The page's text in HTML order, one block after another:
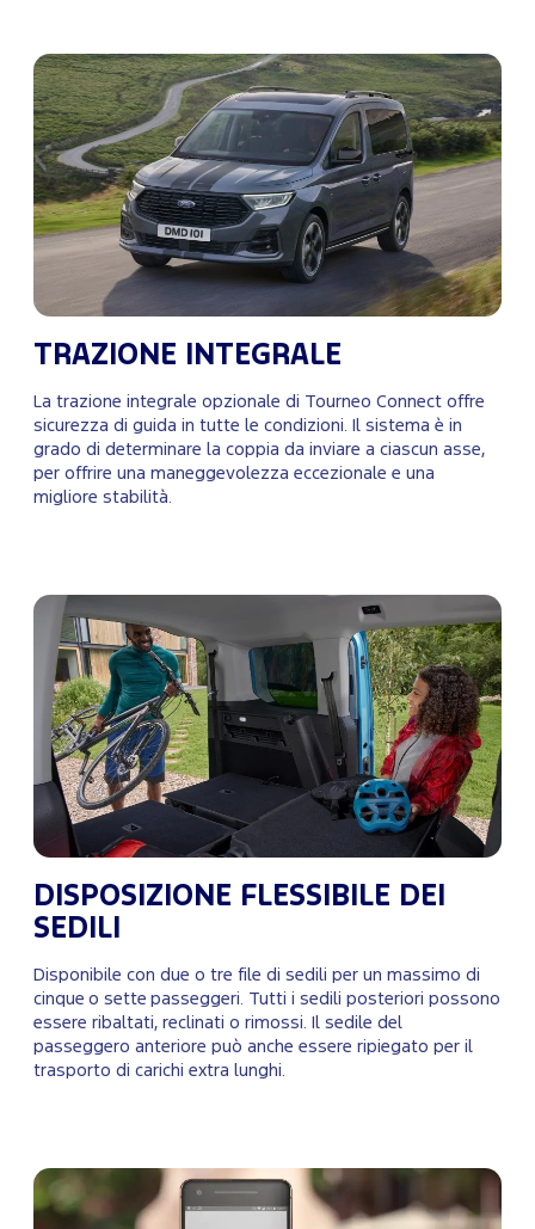
TRAZIONE INTEGRALE
La trazione integrale opzionale di Tourneo Connect offre
sicurezza di guida in tutte le condizioni. Il sistema è in
grado di determinare la coppia da inviare a ciascun asse,
per offrire una maneggevolezza eccezionale e una
migliore stabilità.
DISPOSIZIONE FLESSIBILE DEI
SEDILI
Disponibile con due o tre file di sedili per un massimo di
cinque o sette passeggeri. Tutti i sedili posteriori possono
essere ribaltati, reclinati o rimossi. Il sedile del
passeggero anteriore può anche essere ripiegato per il
trasporto di carichi extra lunghi.